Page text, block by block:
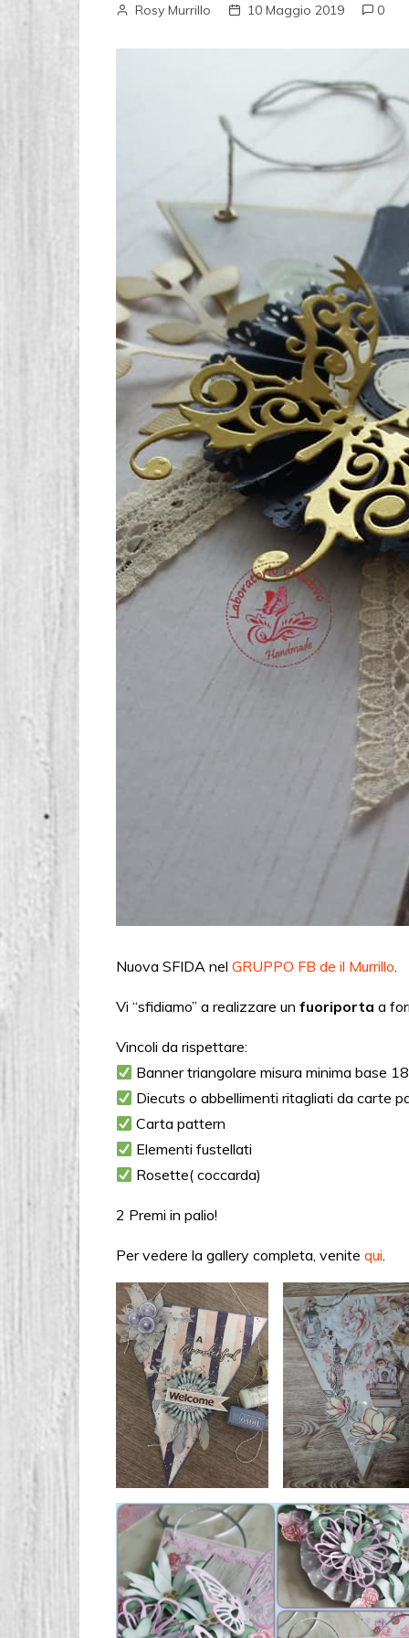
Rosy Murrillo 10 Maggio 2019 0
Nuova SFIDA nel GRUPPO FB de il Murrillo.
Vi “sfidiamo” a realizzare un fuoriporta a
Vincoli da rispettare:
Banner triangolare misura minima base
Diecuts o abbellimenti ritagliati da carte
Carta pattern
Elementi fustellati
Rosette( coccarda)
2 Premi in palio!
Per vedere la gallery completa, venite qui.